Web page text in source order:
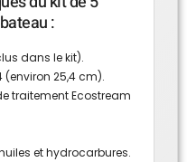
:
dans le kit).
(environ 25,4 cm).
traitement Ecostream
et hydrocarbures.